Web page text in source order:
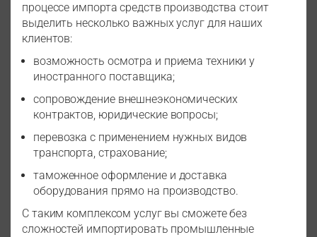
процессе импорта средств производства стоит
выделить несколько важных услуг для наших
клиентов:
возможность осмотра и приема техники у
иностранного поставщика;
сопровождение внешнеэкономических
контрактов, юридические вопросы;
перевозка с применением нужных видов
транспорта, страхование;
таможенное оформление и доставка
оборудования прямо на производство.
С таким комплексом услуг вы сможете без
сложностей импортировать промышленные